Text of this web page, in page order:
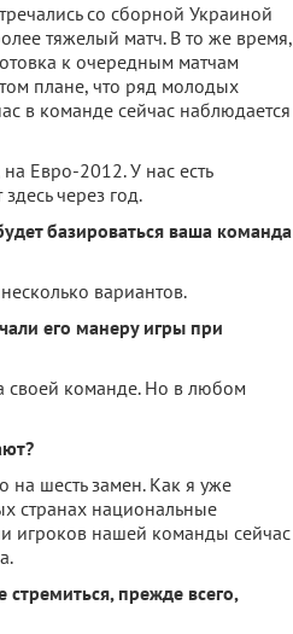
со сборной Украиной
тяжелый матч. В то же время,
к очередным матчам
плане, что ряд молодых
в команде сейчас наблюдается
Евро-2012. У нас есть
через год.
базироваться ваша команда
вариантов.
его манеру игры при
своей команде. Но в любом
шесть замен. Как я уже
странах национальные
игроков нашей команды сейчас
прежде всего,